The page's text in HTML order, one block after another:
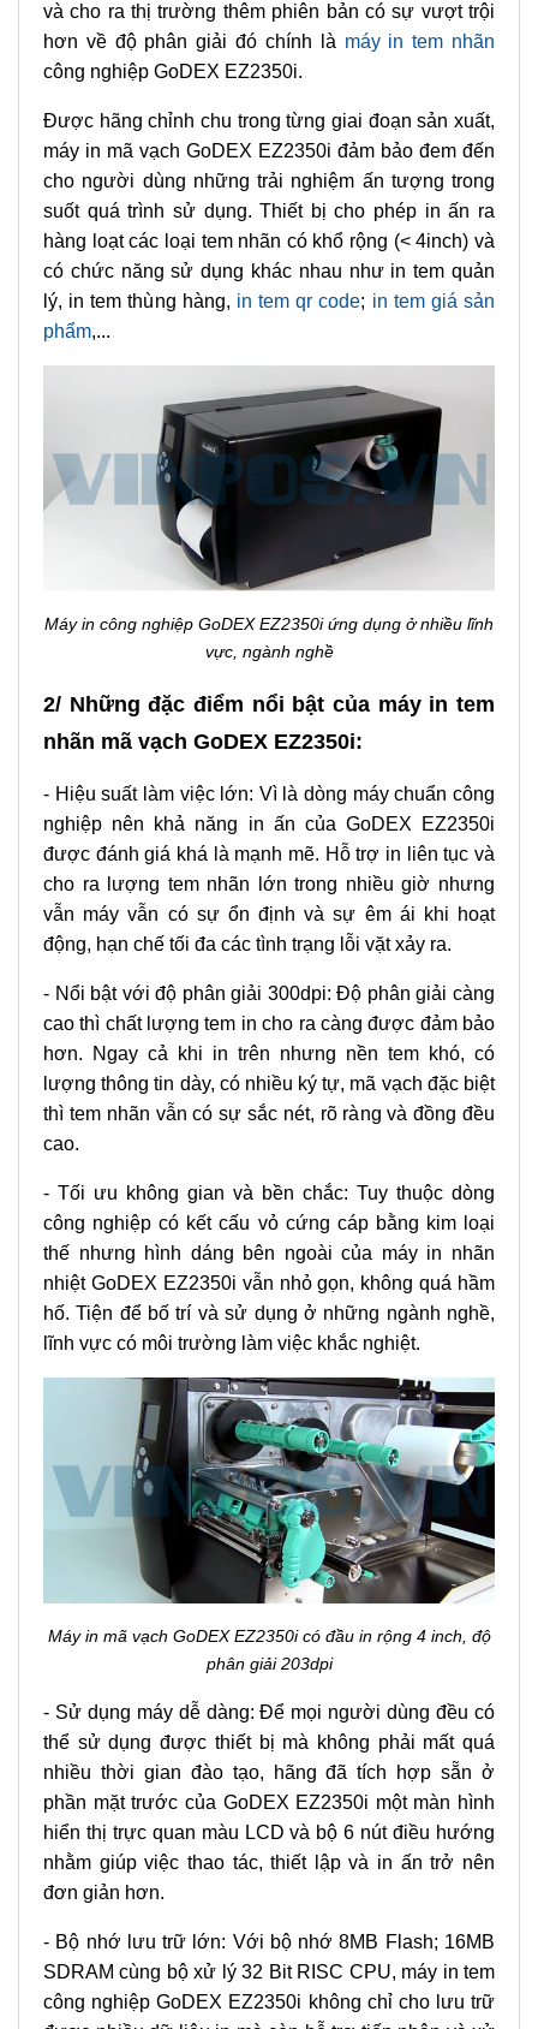
và cho ra thị trường thêm phiên bản có sự vượt trội
hơn về độ phân giải đó chính là máy in tem nhãn
công nghiệp GoDEX EZ2350i.
Được hãng chỉnh chu trong từng giai đoạn sản xuất,
máy in mã vạch GoDEX EZ2350i đảm bảo đem đến
cho người dùng những trải nghiệm ấn tượng trong
suốt quá trình sử dụng. Thiết bị cho phép in ấn ra
hàng loạt các loại tem nhãn có khổ rộng (< 4inch) và
có chức năng sử dụng khác nhau như in tem quản
lý, in tem thùng hàng, in tem qr code; in tem giá sản
phẩm,...
Máy in công nghiệp GoDEX EZ2350i ứng dụng ở nhiều lĩnh
vực, ngành nghề
2/ Những đặc điểm nổi bật của máy in tem
nhãn mã vạch GoDEX EZ2350i:
- Hiệu suất làm việc lớn: Vì là dòng máy chuẩn công
nghiệp nên khả năng in ấn của GoDEX EZ2350i
được đánh giá khá là mạnh mẽ. Hỗ trợ in liên tục và
cho ra lượng tem nhãn lớn trong nhiều giờ nhưng
vẫn máy vẫn có sự ổn định và sự êm ái khi hoạt
động, hạn chế tối đa các tình trạng lỗi vặt xảy ra.
- Nổi bật với độ phân giải 300dpi: Độ phân giải càng
cao thì chất lượng tem in cho ra càng được đảm bảo
hơn. Ngay cả khi in trên nhưng nền tem khó, có
lượng thông tin dày, có nhiều ký tự, mã vạch đặc biệt
thì tem nhãn vẫn có sự sắc nét, rõ ràng và đồng đều
cao.
- Tối ưu không gian và bền chắc: Tuy thuộc dòng
công nghiệp có kết cấu vỏ cứng cáp bằng kim loại
thế nhưng hình dáng bên ngoài của máy in nhãn
nhiệtGoDEX EZ2350i vẫn nhỏ gọn, không quá hầm
hố. Tiện để bố trí và sử dụng ở những ngành nghề,
lĩnh vực có môi trường làm việc khắc nghiệt.
Máy in mã vạch GoDEX EZ2350i có đầu in rộng 4 inch, độ
phân giải 203dpi
- Sử dụng máy dễ dàng: Để mọi người dùng đều có
thể sử dụng được thiết bị mà không phải mất quá
nhiều thời gian đào tạo, hãng đã tích hợp sẵn ở
phần mặt trước của GoDEX EZ2350i một màn hình
hiển thị trực quan màu LCD và bộ 6 nút điều hướng
nhằm giúp việc thao tác, thiết lập và in ấn trở nên
đơn giản hơn.
- Bộ nhớ lưu trữ lớn: Với bộ nhớ 8MB Flash; 16MB
SDRAM cùng bộ xử lý 32 Bit RISC CPU, máy in tem
công nghiệp GoDEX EZ2350i không chỉ cho lưu trữ